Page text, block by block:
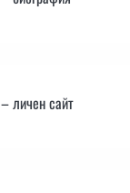
– личен сайт